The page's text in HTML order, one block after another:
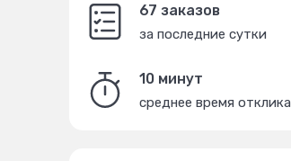
67 заказов
за последние сутки
10 минут
среднее время отклика